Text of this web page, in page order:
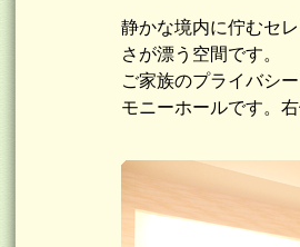
静かな境内に佇むセ
さが漂う空間です。
ご家族のプライバシ
モニーホールです。